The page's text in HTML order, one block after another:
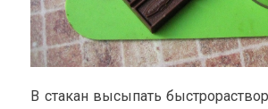
В стакан высыпать